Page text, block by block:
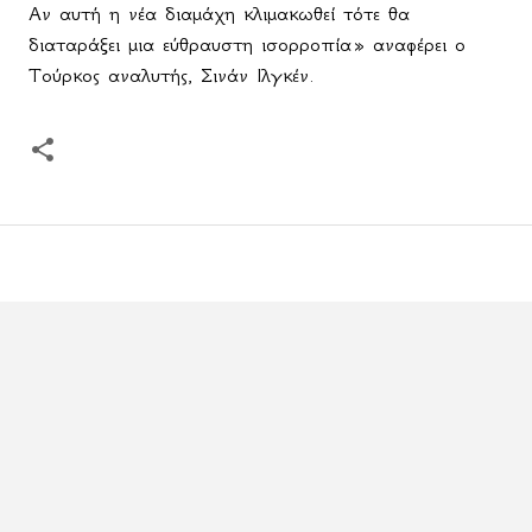
Αν αυτή η νέα διαμάχη κλιμακωθεί τότε θα
διαταράξει μια εύθραυστη ισορροπία» αναφέρει ο
Τούρκος αναλυτής, Σινάν Ιλγκέν.